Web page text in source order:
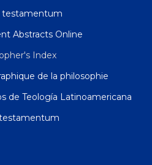
testamentum
Abstracts Online
Index
de la philosophie
de Teología Latinoamericana